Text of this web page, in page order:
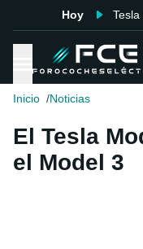
Hoy Tesla
Inicio Noticias
El Tesla
el Model 3